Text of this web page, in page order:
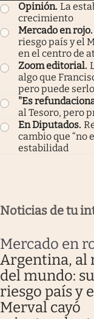
Opinión. La
crecimiento
Mercado en rojo.
riesgo país y el
en el centro de
Zoom editorial.
algo que
pero puede
"Es
al Tesoro, pero
En Diputados.
cambio que “no
estabilidad
Noticias de tu
Mercado en
Argentina, al
del mundo:
riesgo país y
Merval cayó